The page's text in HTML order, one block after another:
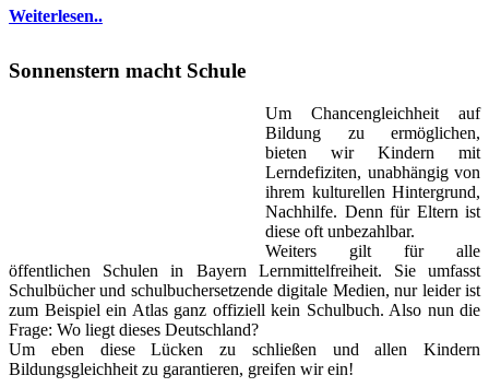
Weiterlesen..
Sonnenstern macht Schule
Um Chancengleichheit auf
Bildung zu ermöglichen,
bieten wir Kindern mit
Lerndefiziten, unabhängig von
ihrem kulturellen Hintergrund,
Nachhilfe. Denn für Eltern ist
diese oft unbezahlbar.
Weiters gilt für alle
öffentlichen Schulen in Bayern Lernmittelfreiheit. Sie umfasst
Schulbücher und schulbuchersetzende digitale Medien, nur leider ist
zum Beispiel ein Atlas ganz offiziell kein Schulbuch. Also nun die
Frage: Wo liegt dieses Deutschland?
Um eben diese Lücken zu schließen und allen Kindern
Bildungsgleichheit zu garantieren, greifen wir ein!